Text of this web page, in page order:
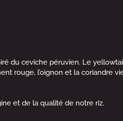
du ceviche péruvien. Le
rouge, l’oignon et la coriandre
et de la qualité de notre riz.